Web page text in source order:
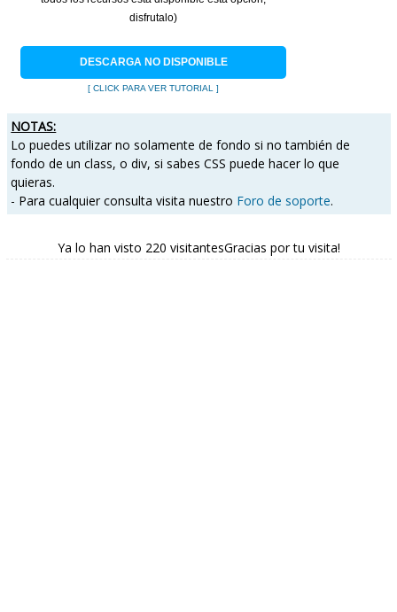
disfrutalo)
DESCARGA NO DISPONIBLE
[ CLICK PARA VER TUTORIAL ]
NOTAS:
Lo puedes utilizar no solamente de fondo si no también de
fondo de un class, o div, si sabes CSS puede hacer lo que
quieras.
- Para cualquier consulta visita nuestro Foro de soporte.
Ya lo han visto 220 visitantesGracias por tu visita!